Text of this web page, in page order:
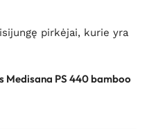
Medisana PS 440 bamboo
pirkėjai, kurie yra